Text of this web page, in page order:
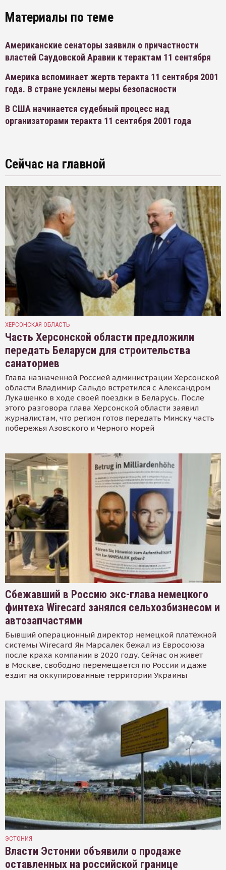
Материалы по теме
Американские сенаторы заявили о причастности
властей Саудовской Аравии к терактам 11 сентября
Америка вспоминает жертв теракта 11 сентября 2001
года. В стране усилены меры безопасности
В США начинается судебный процесс над
организаторами теракта 11 сентября 2001 года
Сейчас на главной
ХЕРСОНСКАЯ ОБЛАСТЬ
Часть Херсонской области предложили
передать Беларуси для строительства
санаториев
Глава назначенной Россией администрации Херсонской
области Владимир Сальдо встретился с Александром
Лукашенко в ходе своей поездки в Беларусь. После
этого разговора глава Херсонской области заявил
журналистам, что регион готов передать Минску часть
побережья Азовского и Черного морей
Сбежавший в Россию экс-глава немецкого
финтеха Wirecard занялся сельхозбизнесом и
автозапчастями
Бывший операционный директор немецкой платёжной
системы Wirecard Ян Марсалек бежал из Евросоюза
после краха компании в 2020 году. Сейчас он живёт
в Москве, свободно перемещается по России и даже
ездит на оккупированные территории Украины
ЭСТОНИЯ
Власти Эстонии объявили о продаже
оставленных на российской границе